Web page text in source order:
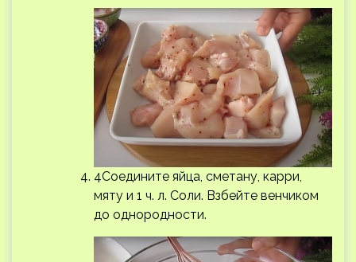
4Соедините яйца, сметану, карри,
мяту и 1 ч. л. Соли. Взбейте венчиком
до однородности.